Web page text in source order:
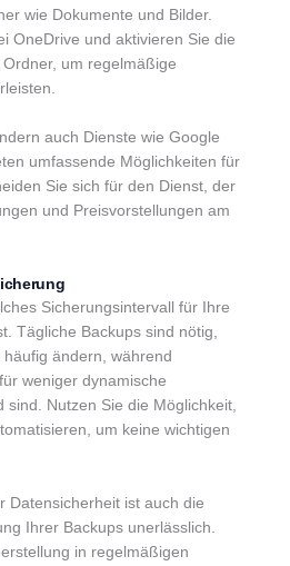
wie Dokumente und Bilder.
OneDrive und aktivieren Sie die
um regelmäßige
auch Dienste wie Google
umfassende Möglichkeiten für
Sie sich für den Dienst, der
und Preisvorstellungen am
Sicherungsintervall für Ihre
Tägliche Backups sind nötig,
ändern, während
weniger dynamische
sind. Nutzen Sie die Möglichkeit,
um keine wichtigen
Datensicherheit ist auch die
Ihrer Backups unerlässlich.
in regelmäßigen